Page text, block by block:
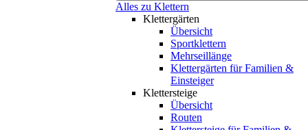
Alles zu Klettern
Klettergärten
Übersicht
Sportklettern
Mehrseillänge
Klettergärten für Familien &
Einsteiger
Klettersteige
Übersicht
Routen